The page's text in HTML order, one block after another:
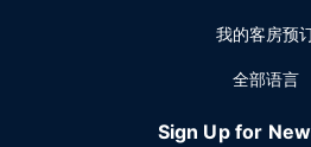
我的客房预
全部语言
Sign Up for